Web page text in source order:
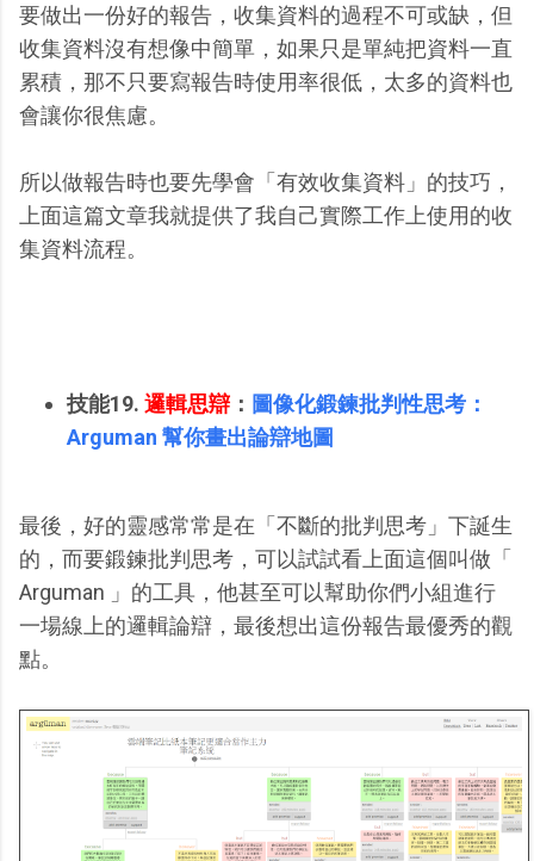
要做出一份好的報告，收集資料的過程不可或缺，但
收集資料沒有想像中簡單，如果只是單純把資料一直
累積，那不只要寫報告時使用率很低，太多的資料也
會讓你很焦慮。
所以做報告時也要先學會「有效收集資料」的技巧，
上面這篇文章我就提供了我自己實際工作上使用的收
集資料流程。
技能19. 邏輯思辯 ： 圖像化鍛鍊批判性思考：
Arguman 幫你畫出論辯地圖
最後，好的靈感常常是在「不斷的批判思考」下誕生
的，而要鍛鍊批判思考，可以試試看上面這個叫做「
Arguman 」的工具，他甚至可以幫助你們小組進行
一場線上的邏輯論辯，最後想出這份報告最優秀的觀
點。